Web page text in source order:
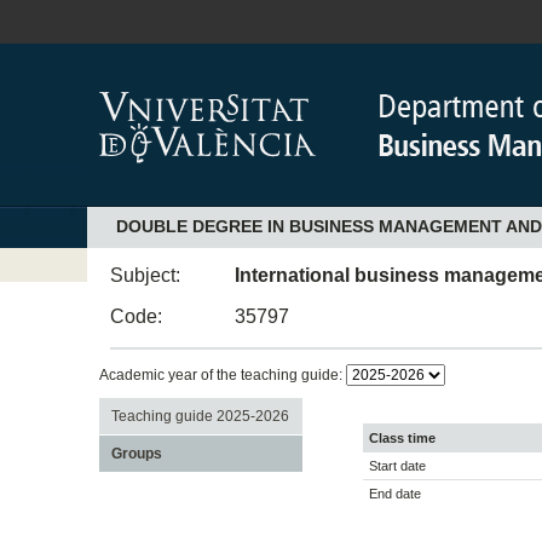
DOUBLE DEGREE IN BUSINESS MANAGEMENT
Subject:
International business
Code:
35797
Academic year of the teaching guide:
Teaching guide 2025-2026
Groups
Class time
Start date
End date